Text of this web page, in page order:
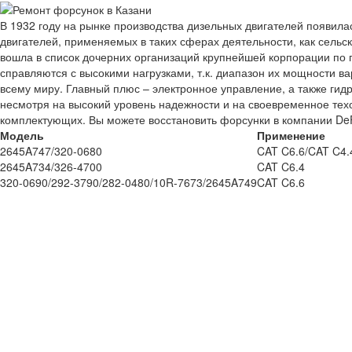
В 1932 году на рынке производства дизельных двигателей
двигателей, применяемых в таких сферах деятельности, как
вошла в список дочерних организаций крупнейшей корпорации
справляются с высокими нагрузками, т.к. диапазон их мощности
всему миру. Главный плюс – электронное управление, а также
несмотря на высокий уровень надежности и на своевременное
комплектующих. Вы можете восстановить форсунки в компании
Модель
Применение
2645A747/320-0680
CAT C6.6/CAT
2645A734/326-4700
CAT C6.4
320-0690/292-3790/282-0480/10R-7673/2645A749CAT C6.6